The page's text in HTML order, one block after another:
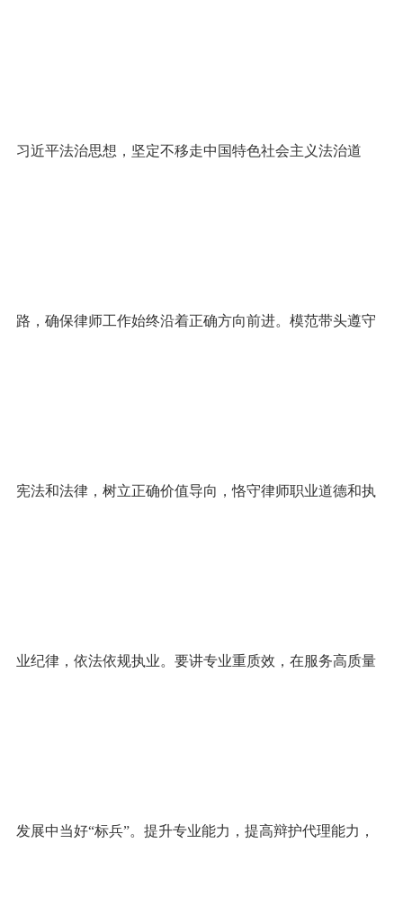
习近平法治思想，坚定不移走中国特色社会主义法治道
路，确保律师工作始终沿着正确方向前进。模范带头遵守
宪法和法律，树立正确价值导向，恪守律师职业道德和执
业纪律，依法依规执业。要讲专业重质效，在服务高质量
发展中当好“标兵”。提升专业能力，提高辩护代理能力，